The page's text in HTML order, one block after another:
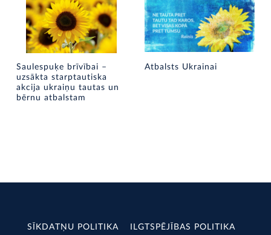
Saulespuķe brīvībai –
uzsākta starptautiska
akcija ukraiņu tautas un
bērnu atbalstam
Atbalsts Ukrainai
SĪKDATŅU POLITIKA
ILGTSPĒJĪBAS POLITIKA